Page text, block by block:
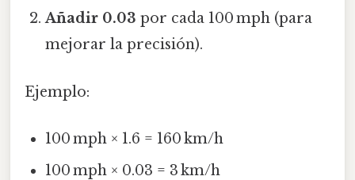
Añadir 0.03 por cada 100 mph (para
mejorar la precisión).
Ejemplo:
100 mph × 1.6 = 160 km/h
100 mph × 0.03 = 3 km/h